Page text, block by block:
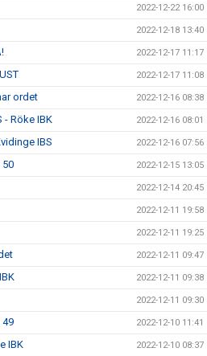
2022-12-22 16:00
2022-12-18 13:40
2022-12-17 11:17
2022-12-17 11:08
ordet 2022-12-16 08:38
- Röke IBK 2022-12-16 08:01
IBS 2022-12-16 07:56
50 2022-12-15 13:05
2022-12-14 20:45
2022-12-11 19:58
2022-12-11 19:25
2022-12-11 09:47
2022-12-11 09:38
2022-12-11 09:30
49 2022-12-10 11:41
IBK 2022-12-10 08:37